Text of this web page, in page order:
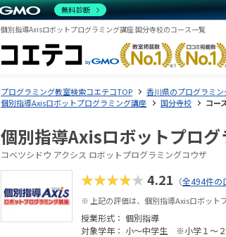
個別指導Axisロボットプログラミング講座 国分寺校のコース一覧
プログラミング教室検索コエテコTOP 香川県のプログラミ
個別指導Axisロボットプログラミング講座
国分寺校 コー
個別指導Axisロボットプロ
コベツシドウ アクシス ロボットプログラミングコウザ
★★★★★4.21 （全494件の
※ 上記の評価は、個別指導Axisロボット
授業形式： 個別指導
対象学年： 小～中学生 ※小学１～２
無料診断